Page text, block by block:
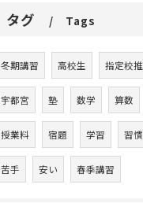
タグ Tags
冬期講習 高校生 指定校
宇都宮 塾 数学 算数
授業料 宿題 学習 習慣
苦手 安い 春季講習